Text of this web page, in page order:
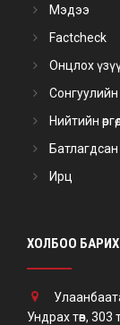
Мэдээ
Factcheck
Онцлох
Нийтийн
Батлагдсан
Ирц
ХОЛБОО БАРИХ
Ундрах төв, 303